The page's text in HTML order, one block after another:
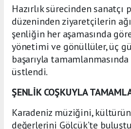
Hazırlık sürecinden sanatçı
düzeninden ziyaretçilerin
şenliğin her aşamasında
yönetimi ve gönüllüler, üç
başarıyla
üstlendi.
ŞENLİK COŞKUYLA
Karadeniz müziğini,
değerlerini Gölcük’te